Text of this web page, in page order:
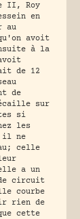
II, Roy
en
au
avoit
à la
de 12
de
sur
si
les
il ne
celle
a un
circuit
courbe
rien de
cette